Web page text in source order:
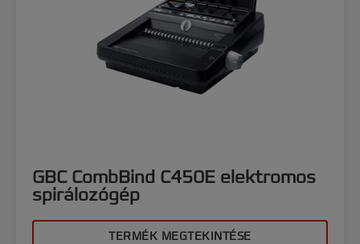
GBC CombBind C450E elektromos
spirálozógép
TERMÉK MEGTEKINTÉSE